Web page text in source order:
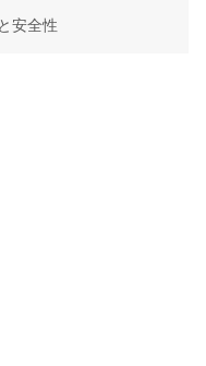
安全性